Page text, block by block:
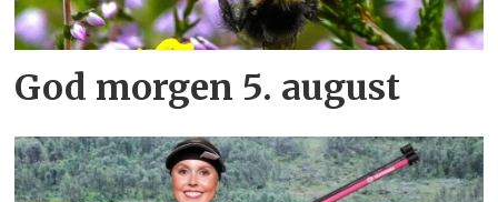
God morgen 5. august